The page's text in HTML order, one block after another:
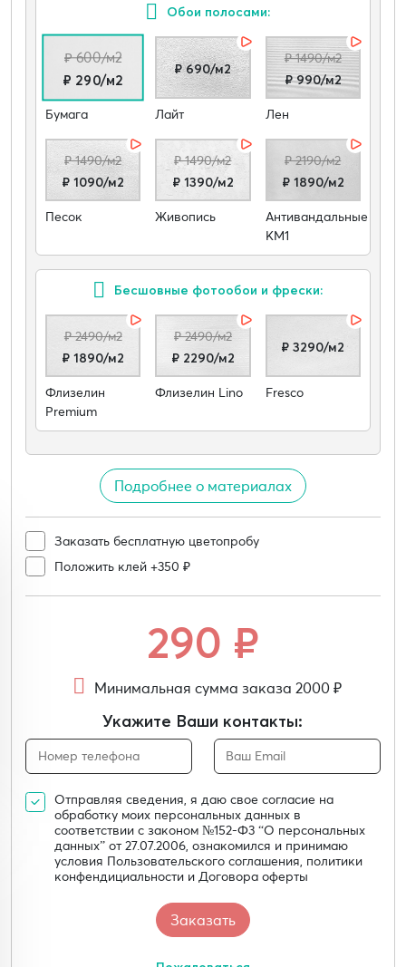
Обои полосами:
₽ 600/м2
₽ 290/м2
Бумага
₽ 690/м2
Лайт
₽ 1490/м2
₽ 990/м2
Лен
₽ 1490/м2
₽ 1090/м2
Песок
₽ 1490/м2
₽ 1390/м2
Живопись
₽ 2190/м2
₽ 1890/м2
Антивандальные
КМ1
Бесшовные фотообои и фрески:
₽ 2490/м2
₽ 1890/м2
Флизелин
Premium
₽ 2490/м2
₽ 2290/м2
Флизелин Lino
₽ 3290/м2
Fresco
Подробнее о материалах
Заказать бесплатную цветопробу
Положить клей +350 ₽
290 ₽
Минимальная сумма заказа 2000 ₽
Укажите Ваши контакты:
Отправляя сведения, я даю свое согласие на
обработку моих персональных данных в
соответствии с законом №152-Ф3 “О персональных
данных” от 27.07.2006, ознакомился и принимаю
условия Пользовательского соглашения, политики
конфендициальности и Договора оферты